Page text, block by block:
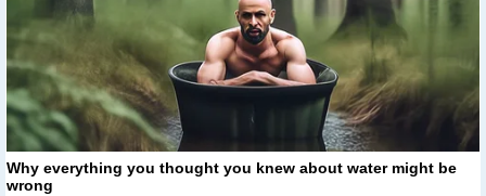
Why everything you thought you knew about water might be
wrong